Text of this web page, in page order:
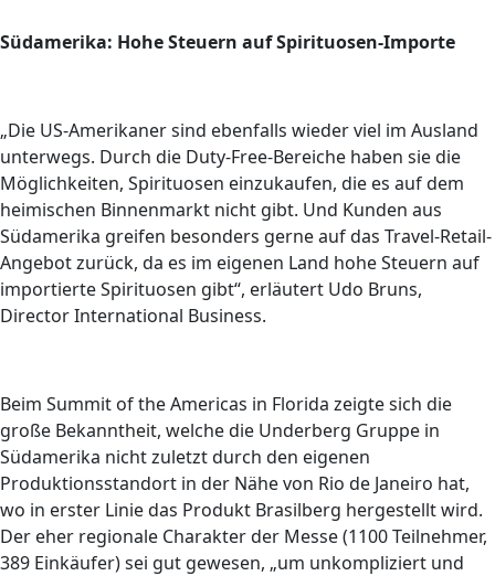
Südamerika: Hohe Steuern auf Spirituosen-Importe
„Die US-Amerikaner sind ebenfalls wieder viel im Ausland
unterwegs. Durch die Duty-Free-Bereiche haben sie die
Möglichkeiten, Spirituosen einzukaufen, die es auf dem
heimischen Binnenmarkt nicht gibt. Und Kunden aus
Südamerika greifen besonders gerne auf das Travel-Retail-
Angebot zurück, da es im eigenen Land hohe Steuern auf
importierte Spirituosen gibt“, erläutert Udo Bruns,
Director International Business.
Beim Summit of the Americas in Florida zeigte sich die
große Bekanntheit, welche die Underberg Gruppe in
Südamerika nicht zuletzt durch den eigenen
Produktionsstandort in der Nähe von Rio de Janeiro hat,
wo in erster Linie das Produkt Brasilberg hergestellt wird.
Der eher regionale Charakter der Messe (1100 Teilnehmer,
389 Einkäufer) sei gut gewesen, „um unkompliziert und